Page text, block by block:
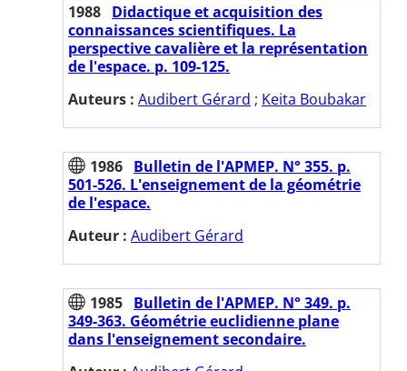
1988 Didactique et acquisition des
connaissances scientifiques. La
perspective cavalière et la représentation
de l'espace. p. 109-125.
Auteurs : Audibert Gérard ; Keita Boubakar
1986 Bulletin de l'APMEP. N° 355. p.
501-526. L'enseignement de la géométrie
de l'espace.
Auteur : Audibert Gérard
1985 Bulletin de l'APMEP. N° 349. p.
349-363. Géométrie euclidienne plane
dans l'enseignement secondaire.